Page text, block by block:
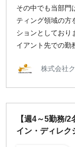
その中でも当部門
ティング領域の方
ションとしており
イアント先での勤
株式会社
【週4～5勤務/
イン・ディレク